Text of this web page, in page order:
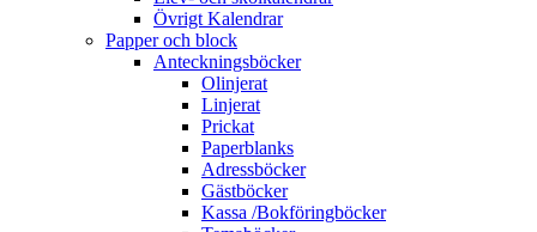
Övrigt Kalendrar
Papper och block
Anteckningsböcker
Olinjerat
Linjerat
Prickat
Paperblanks
Adressböcker
Gästböcker
Kassa /Bokföringböcker